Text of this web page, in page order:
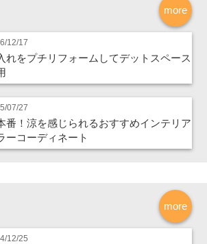
more
12/17
れをプチリフォームしてデットスペース
07/27
番！涼を感じられるおすすめインテリア
ーコーディネート
more
12/25